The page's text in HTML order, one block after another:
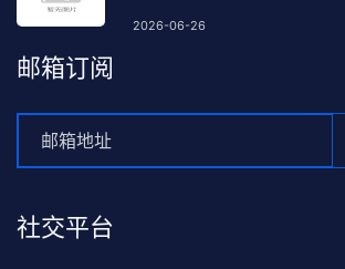
2026-06-26
邮箱订阅
社交平台